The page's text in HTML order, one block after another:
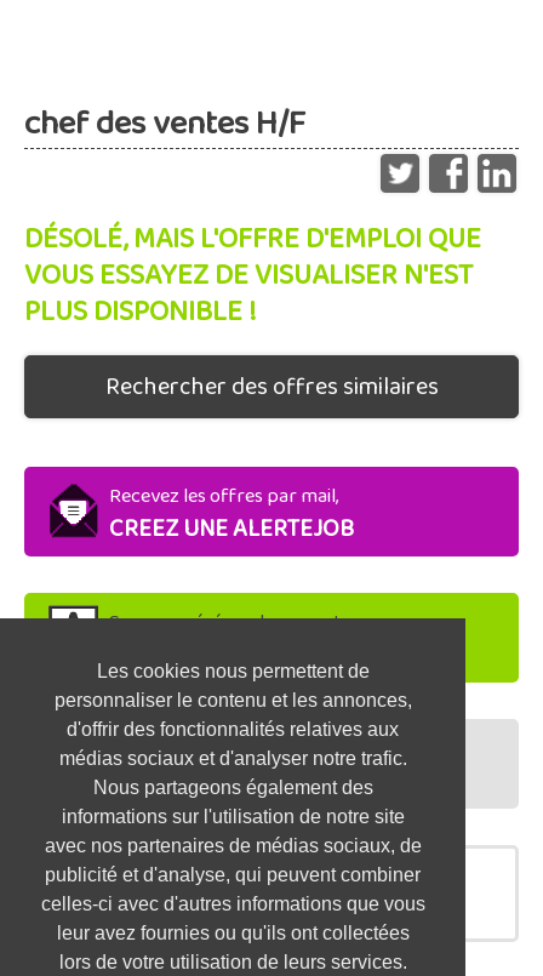
Les cookies nous permettent de
personnaliser le contenu et les annonces,
d'offrir des fonctionnalités relatives aux
médias sociaux et d'analyser notre trafic.
Nous partageons également des
informations sur l'utilisation de notre site
avec nos partenaires de médias sociaux, de
publicité et d'analyse, qui peuvent combiner
celles-ci avec d'autres informations que vous
leur avez fournies ou qu'ils ont collectées
lors de votre utilisation de leurs services.
chef des ventes H/F
DÉSOLÉ, MAIS L'OFFRE D'EMPLOI QUE
VOUS ESSAYEZ DE VISUALISER N'EST
PLUS DISPONIBLE !
Rechercher des offres similaires
Recevez les offres par mail,
CREEZ UNE ALERTEJOB
Soyez repéré par les recruteurs,
DEPOSEZ VOTRE CV
Préparez vos entretiens,
TESTEZ-VOUS
OFFRES SIMILAIRES